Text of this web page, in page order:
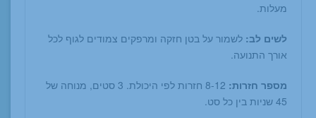
מעלות.
לשים לב: לשמור על בטן חזקה ומרפקים צמודים לגוף לכל
אורך התנועה.
מספר חזרות:
8-12 חזרות לפי היכולת. 3 סטים, מנוחה של
45 שניות בין כל סט.